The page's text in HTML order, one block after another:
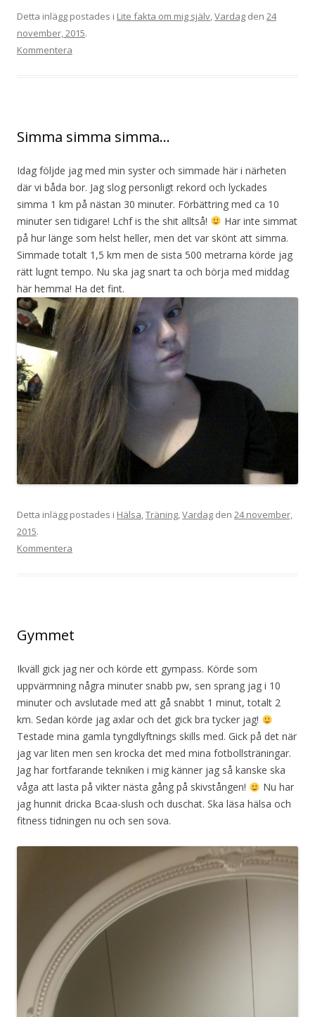
Detta inlägg postades i Lite fakta om mig själv,Vardag den 24
november, 2015.
Kommentera
Simma simma simma…
Idag följde jag med min syster och simmade här i närheten
där vi båda bor. Jag slog personligt rekord och lyckades
simma 1 km på nästan 30 minuter. Förbättring med ca 10
minuter sen tidigare! Lchf is the shit alltså!
Har inte simmat
på hur länge som helst heller, men det var skönt att simma.
Simmade totalt 1,5 km men de sista 500 metrarna körde jag
rätt lugnt tempo. Nu ska jag snart ta och börja med middag
här hemma! Ha det fint.
Detta inlägg postades i Hälsa,Träning,Vardag den 24 november,
2015.
Kommentera
Gymmet
Ikväll gick jag ner och körde ett gympass. Körde som
uppvärmning några minuter snabb pw, sen sprang jag i 10
minuter och avslutade med att gå snabbt 1 minut, totalt 2
km. Sedan körde jag axlar och det gick bra tycker jag!
Testade mina gamla tyngdlyftnings skills med. Gick på det när
jag var liten men sen krocka det med mina fotbollsträningar.
Jag har fortfarande tekniken i mig känner jag så kanske ska
våga att lasta på vikter nästa gång på skivstången!
Nu har
jag hunnit dricka Bcaa-slush och duschat. Ska läsa hälsa och
fitness tidningen nu och sen sova.